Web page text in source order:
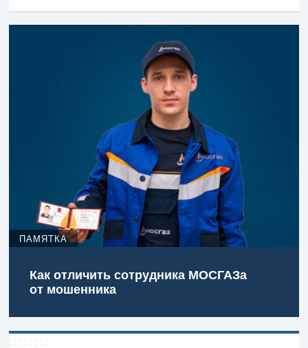
ПАМЯТКА
Как отличить сотрудника МОСГАЗа
от мошенника